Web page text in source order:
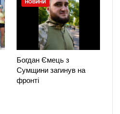
НОВИНИ
Богдан Ємець з
Сумщини загинув на
фронті